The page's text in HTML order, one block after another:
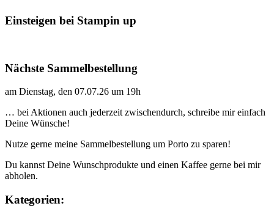
Einsteigen bei Stampin up
Nächste Sammelbestellung
am Dienstag, den 07.07.26 um 19h
… bei Aktionen auch jederzeit zwischendurch, schreibe mir einfach
Deine Wünsche!
Nutze gerne meine Sammelbestellung um Porto zu sparen!
Du kannst Deine Wunschprodukte und einen Kaffee gerne bei mir
abholen.
Kategorien: